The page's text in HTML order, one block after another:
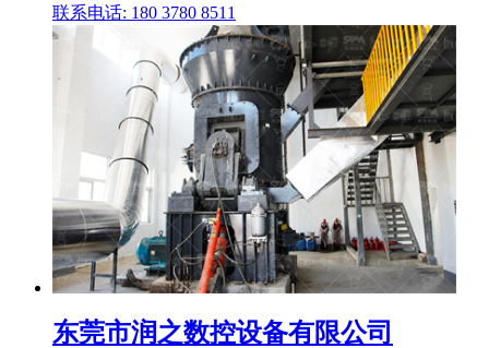
联系电话: 180 3780 8511
东莞市润之数控设备有限公司